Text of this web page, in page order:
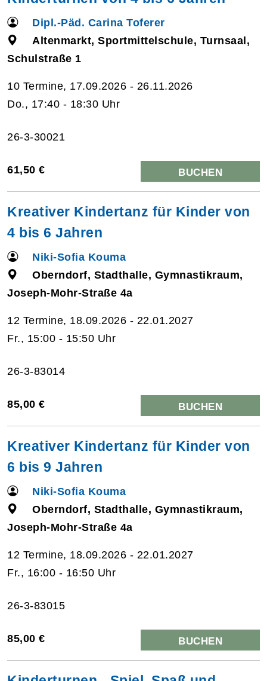
Dipl.-Päd. Carina Toferer
Altenmarkt, Sportmittelschule, Turnsaal,
Schulstraße 1
10 Termine, 17.09.2026 - 26.11.2026
Do., 17:40 - 18:30 Uhr
26-3-30021
61,50 € BUCHEN
Kreativer Kindertanz für Kinder von
4 bis 6 Jahren
Niki-Sofia Kouma
Oberndorf, Stadthalle, Gymnastikraum,
Joseph-Mohr-Straße 4a
12 Termine, 18.09.2026 - 22.01.2027
Fr., 15:00 - 15:50 Uhr
26-3-83014
85,00 € BUCHEN
Kreativer Kindertanz für Kinder von
6 bis 9 Jahren
Niki-Sofia Kouma
Oberndorf, Stadthalle, Gymnastikraum,
Joseph-Mohr-Straße 4a
12 Termine, 18.09.2026 - 22.01.2027
Fr., 16:00 - 16:50 Uhr
26-3-83015
85,00 € BUCHEN